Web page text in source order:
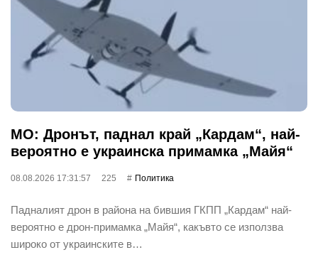
МО: Дронът, паднал край „Кардам“, най-
вероятно е украинска примамка „Майя“
08.08.2026 17:31:57 225 Политика
Падналият дрон в района на бившия ГКПП „Кардам“ най-
вероятно е дрон-примамка „Майя“, какъвто се използва
широко от украинските в…